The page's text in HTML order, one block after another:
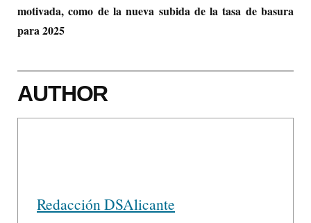
motivada, como de la nueva subida de la tasa de basura
para 2025
AUTHOR
Redacción DSAlicante